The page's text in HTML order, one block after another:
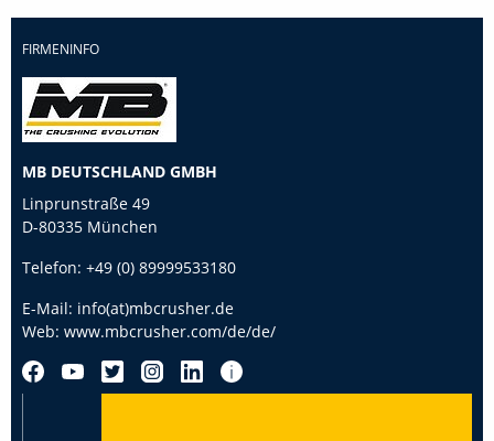
FIRMENINFO
MB DEUTSCHLAND GMBH
Linprunstraße 49
D-80335 München
Telefon: +49 (0) 89999533180
E-Mail: info(at)mbcrusher.de
Web: www.mbcrusher.com/de/de/